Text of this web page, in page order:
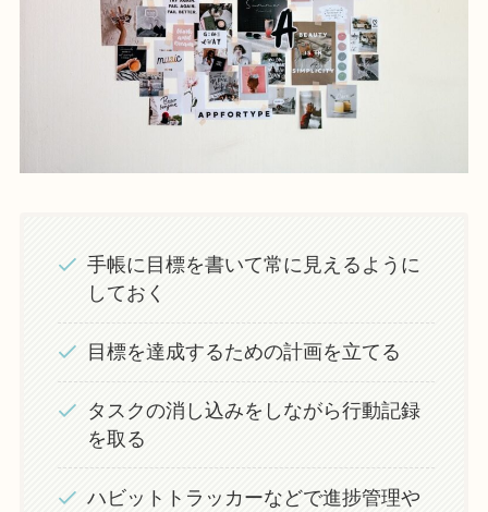
手帳に目標を書いて常に見えるように
しておく
目標を達成するための計画を立てる
タスクの消し込みをしながら行動記録
を取る
ハビットトラッカーなどで進捗管理や